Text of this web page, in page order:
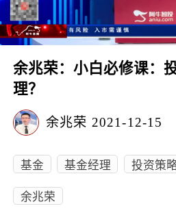
余兆荣：小白必修课：
理？
余兆荣 2021-12-15
基金 基金经理 投资策
余兆荣